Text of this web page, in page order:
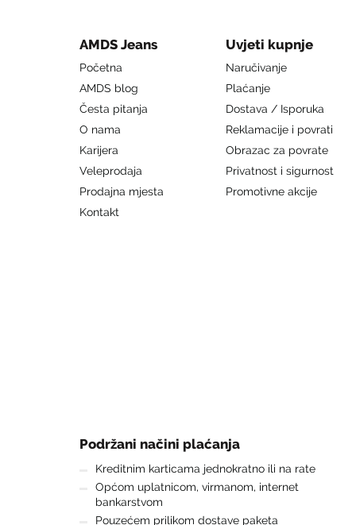
AMDS Jeans
Početna
AMDS blog
Česta pitanja
O nama
Karijera
Veleprodaja
Prodajna mjesta
Kontakt
Uvjeti kupnje
Naručivanje
Plaćanje
Dostava / Isporuka
Reklamacije i povrati
Obrazac za povrate
Privatnost i sigurnost
Promotivne akcije
Podržani načini plaćanja
Kreditnim karticama jednokratno ili na rate
Općom uplatnicom, virmanom, internet
bankarstvom
Pouzećem prilikom dostave paketa